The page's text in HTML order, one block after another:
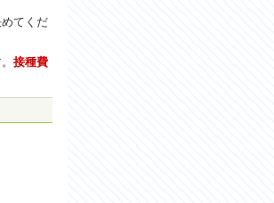
てくだ
接種費